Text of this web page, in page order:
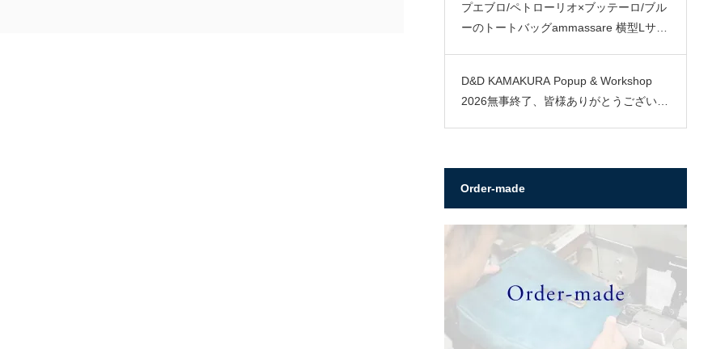
プエブロ/ペトローリオ×ブッテーロ/ブル
ーのトートバッグammassare 横型Lサイ
D&D KAMAKURA Popup & Workshop
2026無事終了、皆様ありがとうございま
Order-made